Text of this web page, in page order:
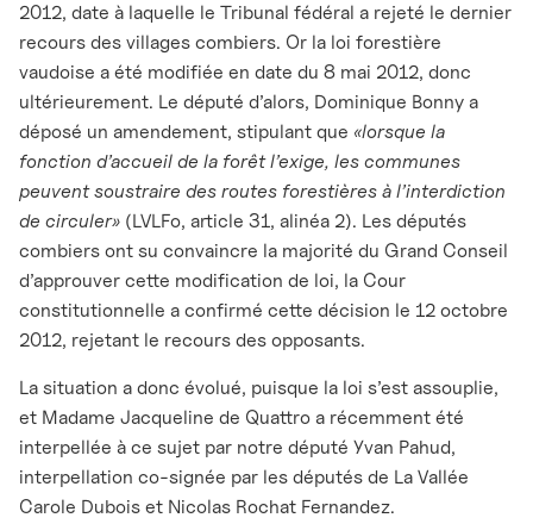
2012, date à laquelle le Tribunal fédéral a rejeté le dernier
recours des villages combiers. Or la loi forestière
vaudoise a été modifiée en date du 8 mai 2012, donc
ultérieurement. Le député d’alors, Dominique Bonny a
déposé un amendement, stipulant que «lorsque la
fonction d’accueil de la forêt l’exige, les communes
peuvent soustraire des routes forestières à l’interdiction
de circuler» (LVLFo, article 31, alinéa 2). Les députés
combiers ont su convaincre la majorité du Grand Conseil
d’approuver cette modification de loi, la Cour
constitutionnelle a confirmé cette décision le 12 octobre
2012, rejetant le recours des opposants.
La situation a donc évolué, puisque la loi s’est assouplie,
et Madame Jacqueline de Quattro a récemment été
interpellée à ce sujet par notre député Yvan Pahud,
interpellation co-signée par les députés de La Vallée
Carole Dubois et Nicolas Rochat Fernandez.